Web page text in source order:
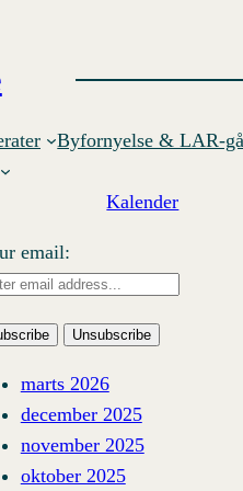
Byfornyelse & LAR-
Kalender
email:
marts 2026
december 2025
november 2025
oktober 2025